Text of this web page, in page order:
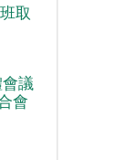
取
議
會